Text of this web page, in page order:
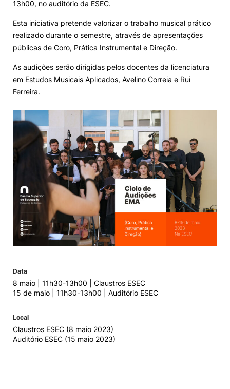
Alunos
Knowledge Factory
Candidaturas
Elogio / Sugestão / Reclamação Contactos Denúncias
©2026 Instituto Politécnico de Coimbra. Todos os direitos reservados.
13h00, no auditório da ESEC.
Esta iniciativa pretende valorizar o trabalho musical prático
realizado durante o semestre, através de apresentações
públicas de Coro, Prática Instrumental e Direção.
As audições serão dirigidas pelos docentes da licenciatura
em Estudos Musicais Aplicados, Avelino Correia e Rui
Ferreira.
Data
8 maio | 11h30-13h00 | Claustros ESEC
15 de maio | 11h30-13h00 | Auditório ESEC
Local
Claustros ESEC (8 maio 2023)
Auditório ESEC (15 maio 2023)